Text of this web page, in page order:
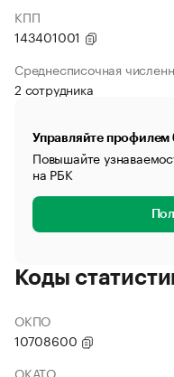
КПП
143401001
Среднесписочная
2 сотрудника
Управляйте профилем
Повышайте
на РБК
Коды
ОКПО
10708600
ОКАТО